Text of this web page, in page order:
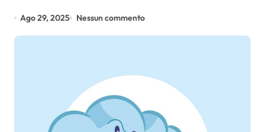
Ago 29, 2025 Nessun commento